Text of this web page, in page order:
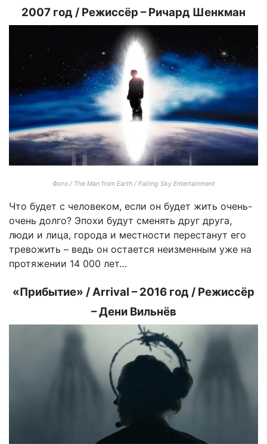
2007 год / Режиссёр – Ричард Шенкман
Фото / The Man from Earth / Falling Sky Entertainment
Что будет с человеком, если он будет жить очень-
очень долго? Эпохи будут сменять друг друга,
люди и лица, города и местности перестанут его
тревожить – ведь он остается неизменным уже на
протяжении 14 000 лет…
«Прибытие» / Arrival – 2016 год / Режиссёр
– Дени Вильнёв